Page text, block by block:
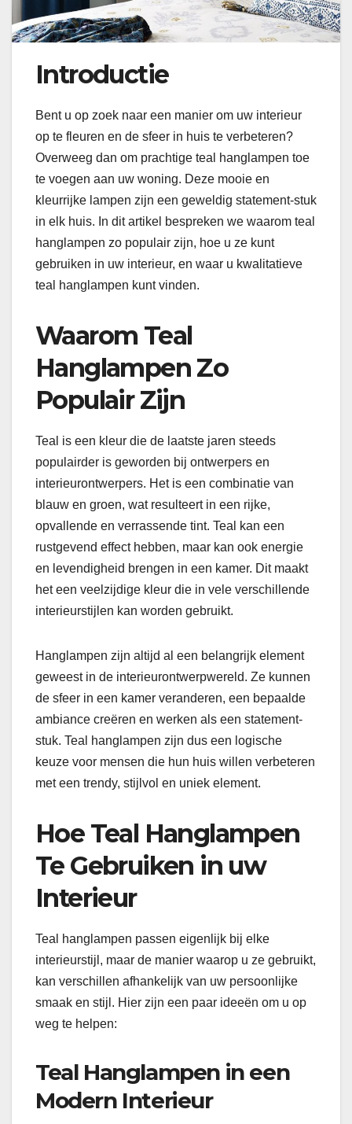
Introductie
Bent u op zoek naar een manier om uw interieur
op te fleuren en de sfeer in huis te verbeteren?
Overweeg dan om prachtige teal hanglampen toe
te voegen aan uw woning. Deze mooie en
kleurrijke lampen zijn een geweldig statement-stuk
in elk huis. In dit artikel bespreken we waarom teal
hanglampen zo populair zijn, hoe u ze kunt
gebruiken in uw interieur, en waar u kwalitatieve
teal hanglampen kunt vinden.
Waarom Teal
Hanglampen Zo
Populair Zijn
Teal is een kleur die de laatste jaren steeds
populairder is geworden bij ontwerpers en
interieurontwerpers. Het is een combinatie van
blauw en groen, wat resulteert in een rijke,
opvallende en verrassende tint. Teal kan een
rustgevend effect hebben, maar kan ook energie
en levendigheid brengen in een kamer. Dit maakt
het een veelzijdige kleur die in vele verschillende
interieurstijlen kan worden gebruikt.
Hanglampen zijn altijd al een belangrijk element
geweest in de interieurontwerpwereld. Ze kunnen
de sfeer in een kamer veranderen, een bepaalde
ambiance creëren en werken als een statement-
stuk. Teal hanglampen zijn dus een logische
keuze voor mensen die hun huis willen verbeteren
met een trendy, stijlvol en uniek element.
Hoe Teal Hanglampen
Te Gebruiken in uw
Interieur
Teal hanglampen passen eigenlijk bij elke
interieurstijl, maar de manier waarop u ze gebruikt,
kan verschillen afhankelijk van uw persoonlijke
smaak en stijl. Hier zijn een paar ideeën om u op
weg te helpen:
Teal Hanglampen in een
Modern Interieur